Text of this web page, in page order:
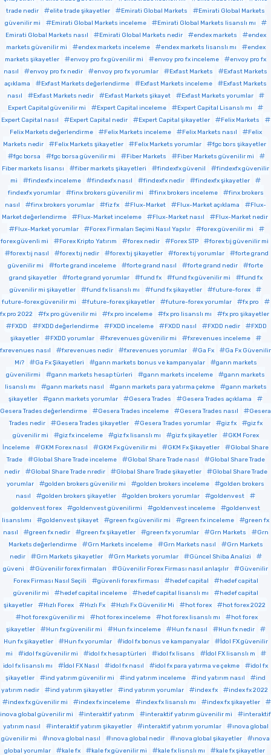
trade nedir
elite trade şikayetler Emirati Global Markets
Emirati Global Markets
güvenilir mi
Emirati Global Markets inceleme
Emirati Global Markets lisanslı mı
Emirati Global Markets nasıl
Emirati Global Markets nedir endex markets
endex
markets güvenilir mi
endex markets inceleme endex markets lisanslı mı
endex
markets şikayetler
envoy pro fx güvenilir mi envoy pro fx inceleme
envoy pro fx
nasıl
envoy pro fx nedir envoy pro fx yorumlar Exfast Markets
Exfast Markets
açıklama
Exfast Markets değerlendirme Exfast Markets inceleme
Exfast Markets
nasıl
Exfast Markets nedir Exfast Markets şikayet
Exfast Markets yorumlar
Expert Capital güvenilir mi
Expert Capital inceleme
Expert Capital Lisanslı mı
Expert Capital nasıl
Expert Capital nedir Expert Capital şikayetler
Felix Markets
Felix Markets değerlendirme
Felix Markets inceleme Felix Markets nasıl
Felix
Markets nedir
Felix Markets şikayetler Felix Markets yorumlar
fgc bors şikayetler
fgc borsa
fgc borsa güvenilir mi Fiber Markets
Fiber Markets güvenilir mi
Fiber markets lisansı
fiber markets şikayetleri findexfx güvenil
findexfx güvenilir
mi
findexfx inceleme findexfx nasıl findexfx nedir
findexfx şikayetler
findexfx yorumlar
finx brokers güvenilir mi finx brokers inceleme
finx brokers
nasıl
finx brokers yorumlar fiz fx Flux-Market Flux-Market açıklama
Flux-
Market değerlendirme
Flux-Market inceleme Flux-Market nasıl
Flux-Market nedir
Flux-Market yorumlar
Forex Firmaları Seçimi Nasıl Yapılır
forex güvenilir mi
forex güvenli mi
Forex Kripto Yatırım forex nedir Forex STP
forex tıj güvenilir mi
forex tıj nasıl
forex tıj nedir forex tıj şikayetler forex tıj yorumlar
forte grand
güvenilir mi
forte grand inceleme forte grand nasıl forte grand nedir
forte
grand şikayetler
forte grand yorumlar fund fx fund fx güvenilir mi
fund fx
güvenilir mi şikayetler
fund fx lisanslı mı fund fx şikayetler
future-forex
future-forex güvenilir mi
future-forex şikayetler future-forex yorumlar
fx pro
fx pro 2022
fx pro güvenilir mi fx pro inceleme fx pro lisanslı mı
fx pro şikayetler
FXDD
FXDD değerlendirme FXDD inceleme FXDD nasıl FXDD nedir
FXDD
şikayetler
FXDD yorumlar fxrevenues güvenilir mi
fxrevenues inceleme
fxrevenues nasıl
fxrevenues nedir fxrevenues yorumlar Ga Fx
Ga Fx Güvenilir
Mi?
Ga Fx Şikayetleri gann markets bonus ve kampanyalar
gann markets
güvenilirmi
gann markets hesap türleri gann markets inceleme
gann markets
lisanslı mı
gann markets nasıl gann markets para yatırma çekme
gann markets
şikayetler
gann markets yorumlar Gesera Trades
Gesera Trades açıklama
Gesera Trades değerlendirme
Gesera Trades inceleme Gesera Trades nasıl
Gesera
Trades nedir
Gesera Trades şikayetler Gesera Trades yorumlar giz fx
giz fx
güvenilir mi
giz fx inceleme giz fx lisanslı mı giz fx şikayetler
GKM Forex
İnceleme
GKM Forex nasıl GKM Fx güvenilir mi GKM Fx Şikayetler
Global Share
Trade
Global Share Trade inceleme Global Share Trade nasıl
Global Share Trade
nedir
Global Share Trade nredir Global Share Trade şikayetler
Global Share Trade
yorumlar
golden brokers güvenilir mi golden brokers inceleme
golden brokers
nasıl
golden brokers şikayetler golden brokers yorumlar
goldenvest
goldenvest forex
goldenvest güvenilirmi goldenvest inceleme
goldenvest
lisanslımı
goldenvest şikayet green fx güvenilir mi green fx inceleme
green fx
nasıl
green fx nedir green fx şikayetler green fx yorumlar Grn Markets
Grn
Markets değerlendirme
Grn Markets inceleme Grn Markets nasıl
Grn Markets
nedir
Grn Markets şikayetler Grn Markets yorumlar
Güncel Shiba Analizi
güveni
Güvenilir forex firmaları Güvenilir Forex Firması nasıl anlaşılır
Güvenilir
Forex Firması Nasıl Seçili
güvenli forex firması hedef capital
hedef capital
güvenilir mi
hedef capital inceleme hedef capital lisanslı mı
hedef capital
şikayetler
Hızlı Forex Hızlı Fx Hızlı Fx Güvenilir Mi hot forex
hot forex 2022
hot forex güvenilir mi
hot forex inceleme hot forex lisanslı mı
hot forex
şikayetler
Hun fx güvenilir mi Hun fx inceleme Hun fx nasıl
Hun fx nedir
Hun fx şikayetler
Hun fx yorumlar idol fx bonus ve kampanyalar
İdol FX güvenilir
mi
idol fx güvenilir mi idol fx hesap türleri idol fx lisans
İdol FX lisanslı m
idol fx lisanslı mı
İdol FX Nasıl idol fx nasıl idol fx para yatırma ve çekme
idol fx
şikayetler
ind yatırım güvenilir mi ind yatırım inceleme ind yatırım nasıl
ind
yatırım nedir
ind yatırım şikayetler ind yatırım yorumlar index fx
index fx 2022
index fx güvenilir mi
index fx inceleme index fx lisanslı mı
index fx şikayetler
inova global güvenilir mi
interaktif yatırım interaktif yatırım güvenilir mi
interaktif
yatırım nasıl
interaktif yatırım şikayetler interaktif yatırım yorumlar
ınova global
güvenilir mi
ınova global nasıl ınova global nedir ınova global şikayetler
ınova
global yorumlar
kale fx kale fx güvenilir mi kale fx lisnslı mı
kale fx şikayetler